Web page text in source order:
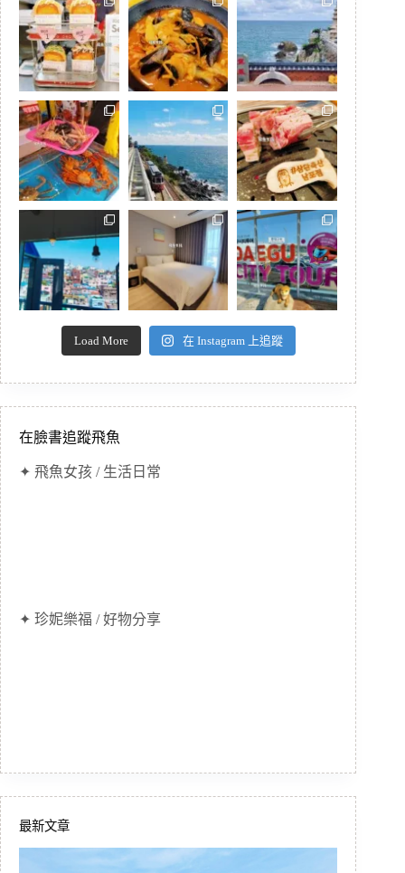
Load More 在 Instagram 上追蹤
在臉書追蹤飛魚
✦ 飛魚女孩 / 生活日常
✦ 珍妮樂福 / 好物分享
最新文章